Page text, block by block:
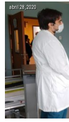
abril 28, 2020